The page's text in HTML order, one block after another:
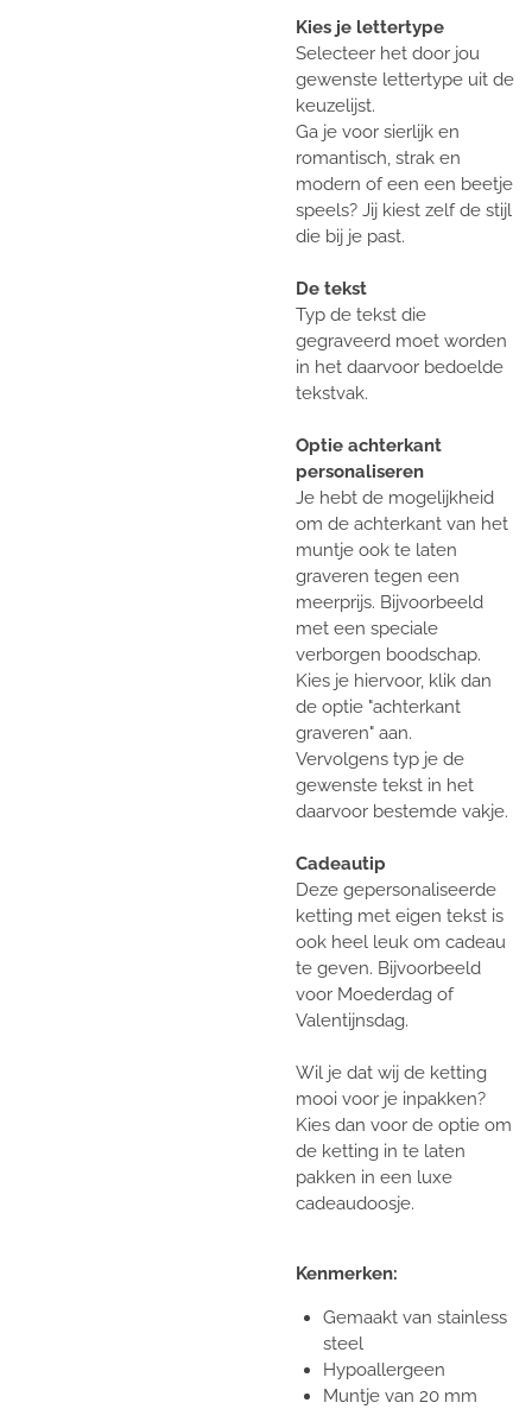
Kies je lettertype
Selecteer het door jou
gewenste lettertype uit de
keuzelijst.
Ga je voor sierlijk en
romantisch, strak en
modern of een een beetje
speels? Jij kiest zelf de stijl
die bij je past.
De tekst
Typ de tekst die
gegraveerd moet worden
in het daarvoor bedoelde
tekstvak.
Optie achterkant
personaliseren
Je hebt de mogelijkheid
om de achterkant van het
muntje ook te laten
graveren tegen een
meerprijs. Bijvoorbeeld
met een speciale
verborgen boodschap.
Kies je hiervoor, klik dan
de optie "achterkant
graveren" aan.
Vervolgens typ je de
gewenste tekst in het
daarvoor bestemde vakje.
Cadeautip
Deze gepersonaliseerde
ketting met eigen tekst is
ook heel leuk om cadeau
te geven. Bijvoorbeeld
voor Moederdag of
Valentijnsdag.
Wil je dat wij de ketting
mooi voor je inpakken?
Kies dan voor de optie om
de ketting in te laten
pakken in een luxe
cadeaudoosje.
Kenmerken:
Gemaakt van stainless
steel
Hypoallergeen
Muntje van 20 mm